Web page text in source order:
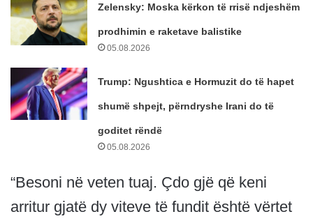
Zelensky: Moska kërkon të rrisë ndjeshëm
prodhimin e raketave balistike
05.08.2026
Trump: Ngushtica e Hormuzit do të hapet
shumë shpejt, përndryshe Irani do të
goditet rëndë
05.08.2026
“Besoni në veten tuaj. Çdo gjë që keni
arritur gjatë dy viteve të fundit është vërtet